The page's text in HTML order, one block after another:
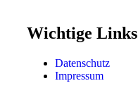
Wichtige Links
Datenschutz
Impressum